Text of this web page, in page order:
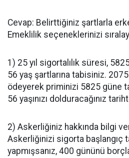
Cevap: Belirttiğiniz şartlarla
Emeklilik seçeneklerinizi
1) 25 yıl sigortalılık süresi,
56 yaş şartlarına tabisiniz.
ödeyerek priminizi 5825 güne
56 yaşınızı dolduracağınız
2) Askerliğiniz hakkında bilgi
Askerliğinizi sigorta başlangıç
yapmışsanız, 400 gününü